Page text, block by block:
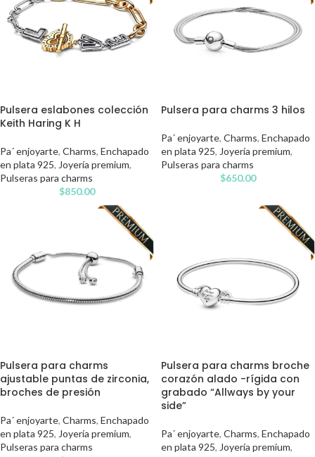
Pulsera eslabones colección
Keith Haring K H
Pa´ enjoyarte, Charms, Enchapado
en plata 925, Joyería premium,
Pulseras para charms
$850.00
Pulsera para charms 3 hilos
Pa´ enjoyarte, Charms, Enchapado
en plata 925, Joyería premium,
Pulseras para charms
$650.00
Pulsera para charms
ajustable puntas de zirconia,
broches de presión
Pa´ enjoyarte, Charms, Enchapado
en plata 925, Joyería premium,
Pulseras para charms
Pulsera para charms broche
corazón alado -rígida con
grabado “Allways by your
side”
Pa´ enjoyarte, Charms, Enchapado
en plata 925, Joyería premium,